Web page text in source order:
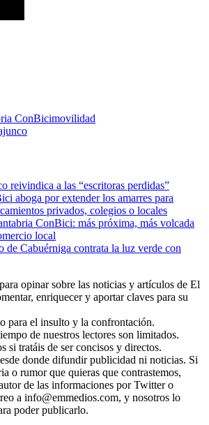
ConBicimovilidad
reivindica a las “escritoras perdidas”
aboga por extender los amarres para
privados, colegios o locales
ConBici: más próxima, más volcada
local
de Cabuérniga contrata la luz verde con
opinar sobre las noticias y artículos de El
enriquecer y aportar claves para su
para el insulto y la confrontación.
de nuestros lectores son limitados.
si tratáis de ser concisos y directos.
donde difundir publicidad ni noticias. Si
o rumor que quieras que contrastemos,
de las informaciones por Twitter o
a info@emmedios.com, y nosotros lo
poder publicarlo.